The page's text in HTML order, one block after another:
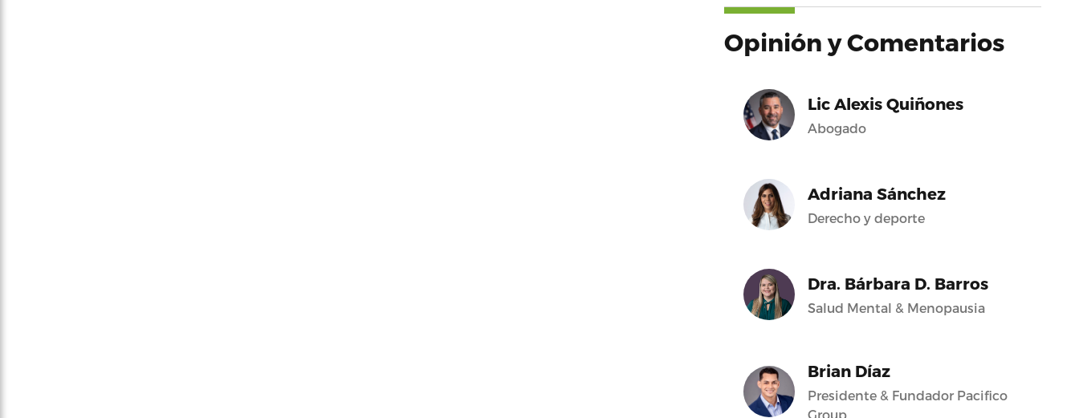
Opinión y Comentarios
Lic Alexis Quiñones
Abogado
Adriana Sánchez
Derecho y deporte
Dra. Bárbara D. Barros
Salud Mental & Menopausia
Brian Díaz
Presidente & Fundador Pacifico
Group